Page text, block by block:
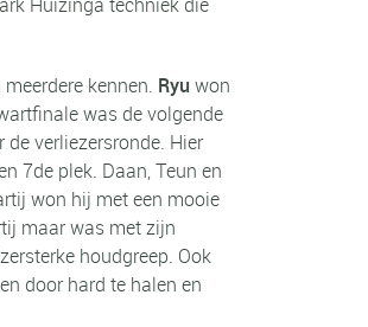
kennen. Ryu won
was de volgende
verliezersronde. Hier
7de plek. Daan, Teun en
won hij met een mooie
maar was met zijn
houdgreep. Ook
door hard te halen en